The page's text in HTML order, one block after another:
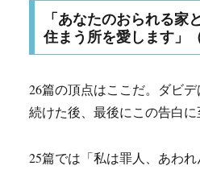
「あなたのおられる家
住まう所を愛します」（
26篇の頂点はここだ。ダビ
続けた後、最後にこの告白に
25篇では「私は罪人、あわ